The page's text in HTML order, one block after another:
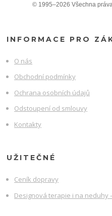
© 1995–2026 Všechna
INFORMACE PRO
O nás
Obchodní podmínky
Ochrana osobních údajů
Odstoupení od smlouvy
Kontakty
UŽITEČNÉ
Ceník dopravy
Designová terapie i na neduhy